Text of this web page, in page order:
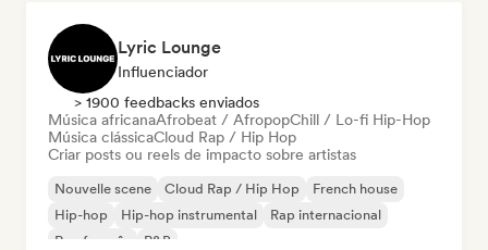
Lyric Lounge
Influenciador
> 1900 feedbacks enviados
Música africanaAfrobeat / AfropopChill / Lo-fi Hip-Hop
Música clássicaCloud Rap / Hip Hop
Criar posts ou reels de impacto sobre artistas
Nouvelle scene Cloud Rap / Hip Hop
French house
Hip-hop
Hip-hop instrumental
Rap internacional
Rap francês
R&B